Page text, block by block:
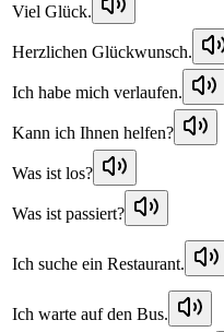
Viel Glück.
Herzlichen Glückwunsch.
Ich habe mich verlaufen.
Kann ich Ihnen helfen?
Was ist los?
Was ist passiert?
Ich suche ein Restaurant.
Ich warte auf den Bus.